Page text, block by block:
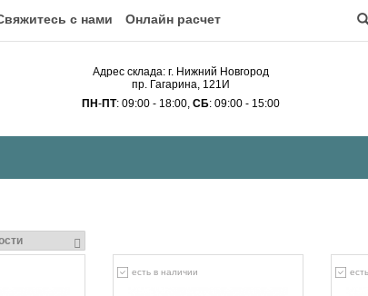
с нами Онлайн расчет
Адрес склада: г. Нижний Новгород
пр. Гагарина, 121И
ПН-ПТ: 09:00 - 18:00, СБ: 09:00 - 15:00
есть в наличии